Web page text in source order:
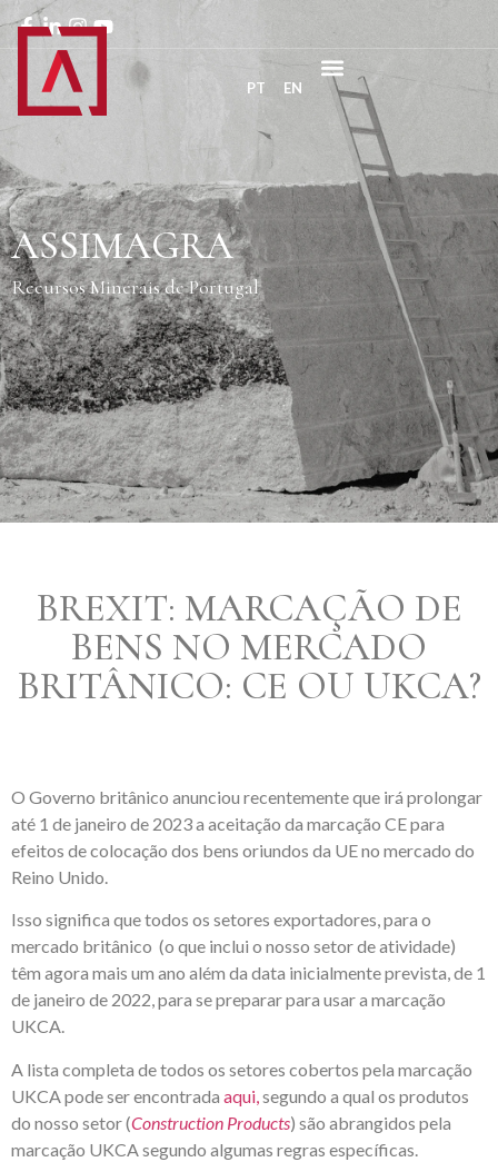
PT EN
ASSIMAGRA
Recursos Minerais de Portugal
BREXIT: MARCAÇÃO DE
BENS NO MERCADO
BRITÂNICO: CE OU UKCA?
O Governo britânico anunciou recentemente que irá prolongar
até 1 de janeiro de 2023 a aceitação da marcação CE para
efeitos de colocação dos bens oriundos da UE no mercado do
Reino Unido.
Isso significa que todos os setores exportadores, para o
mercado britânico (o que inclui o nosso setor de atividade)
têm agora mais um ano além da data inicialmente prevista, de 1
de janeiro de 2022, para se preparar para usar a marcação
UKCA.
A lista completa de todos os setores cobertos pela marcação
UKCA pode ser encontrada aqui, segundo a qual os produtos
do nosso setor (Construction Products) são abrangidos pela
marcação UKCA segundo algumas regras específicas.